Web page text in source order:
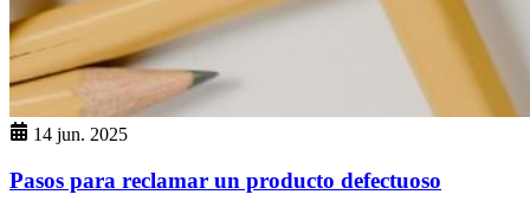
14 jun. 2025
Pasos para reclamar un producto defectuoso